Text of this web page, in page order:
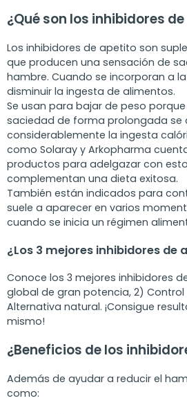
¿Qué son los inhibidores
Los inhibidores de apetito son
que producen una sensación de
hambre. Cuando se incorporan a
disminuir la ingesta de alimentos.
Se usan para bajar de peso
saciedad de forma prolongada se
considerablemente la ingesta
como Solaray y Arkopharma
productos para adelgazar con
complementan una dieta exitosa.
También están indicados para
suele a aparecer en varios
cuando se inicia un régimen
¿Los 3 mejores inhibidores de
Conoce los 3 mejores inhibidores
global de gran potencia, 2) Control
Alternativa natural. ¡Consigue
mismo!
¿Beneficios de los
Además de ayudar a reducir el
como: